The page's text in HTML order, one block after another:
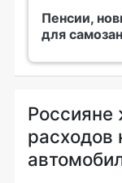
Пенсии,
для
Россияне
расходов